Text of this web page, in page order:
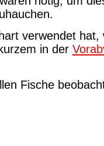
verwendet hat,
in der
Fische